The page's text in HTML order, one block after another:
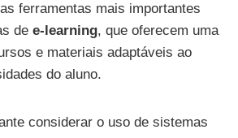
ferramentas mais importantes
de e-learning, que oferecem uma
e materiais adaptáveis ao
do aluno.
considerar o uso de sistemas